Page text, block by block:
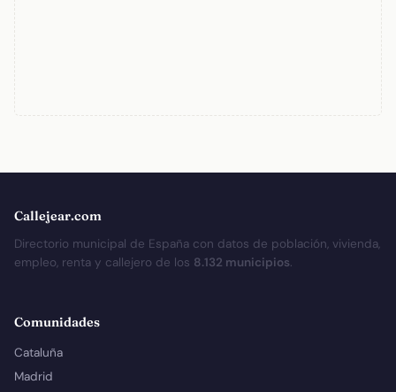
Callejear.com
Directorio municipal de España con datos de población, vivienda,
empleo, renta y callejero de los 8.132 municipios.
Comunidades
Cataluña
Madrid